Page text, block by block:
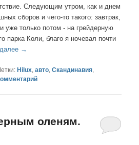
Следующим утром, как и днем
сборов и чего-то такого: завтрак,
уже только потом - на грейдерную
парка Коли, благо я ночевал почти
→
Hilux ,авто ,Скандинавия
оленям.